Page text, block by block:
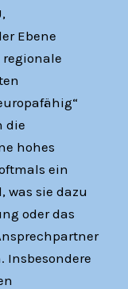
Ebene
die
hohes
ein
was sie dazu
oder das
Insbesondere